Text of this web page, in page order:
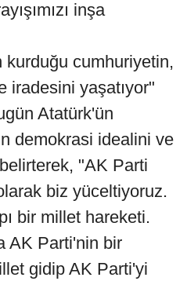
inşa
cumhuriyetin,
iradesini yaşatıyor"
Atatürk'ün
demokrasi idealini ve
"AK Parti
biz yüceltiyoruz.
bir millet hareketi.
AK Parti'nin bir
gidip AK Parti'yi